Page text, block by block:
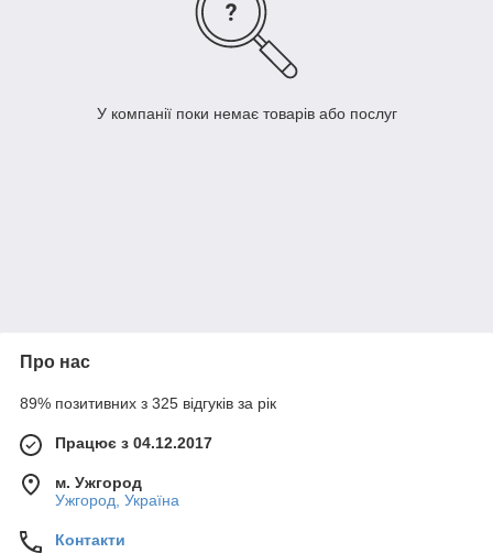
У компанії поки немає товарів або послуг
Про нас
89% позитивних з 325 відгуків за рік
Працює з 04.12.2017
м. Ужгород
Ужгород, Україна
Контакти